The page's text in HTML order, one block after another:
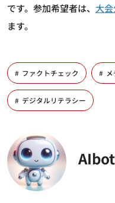
です。参加希望者は、 大
ます。
ファクトチェック
デジタルリテラシー
AIbot